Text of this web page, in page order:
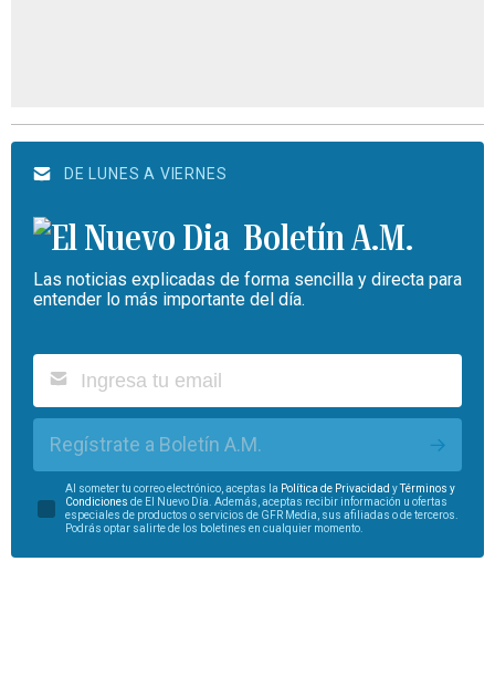
DE LUNES A VIERNES
Boletín A.M.
Las noticias explicadas de forma sencilla y directa para
entender lo más importante del día.
Regístrate a Boletín A.M.
Al someter tu correo electrónico, aceptas la Política de Privacidad yTérminos y
Condiciones de El Nuevo Día. Además, aceptas recibir información u ofertas
especiales de productos o servicios de GFR Media, sus afiliadas o de terceros.
Podrás optar salirte de los boletines en cualquier momento.